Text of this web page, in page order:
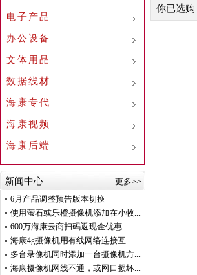
电子产品
办公设备
文体用品
数据线材
海康专代
海康视频
海康后端
新闻中心
更多>>
6月产品调整预告版本切换
使用萤石或乐橙摄像机添加在小牧...
600万海康云商扫码返现金优惠
海康4g摄像机用有线网络连接互...
多台录像机同时添加一台摄像机方...
海康摄像机网线不通，或网口损坏...
你已选购